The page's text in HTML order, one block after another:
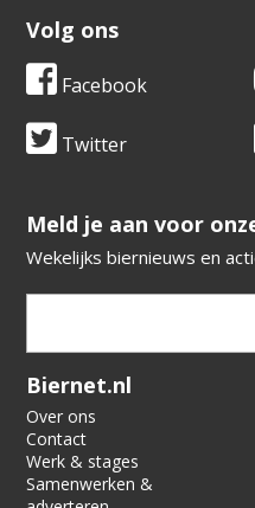
Volg ons
Facebook
Twitter
​​​​​​​Meld je aan voor
Wekelijks biernieuws en
Verification code:
Biernet.nl
Over ons
Contact
Werk & stages
Samenwerken &